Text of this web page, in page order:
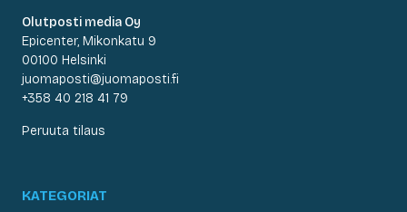
Olutposti media Oy
Epicenter, Mikonkatu 9
00100 Helsinki
juomaposti@juomaposti.fi
+358 40 218 41 79
Peruuta tilaus
KATEGORIAT